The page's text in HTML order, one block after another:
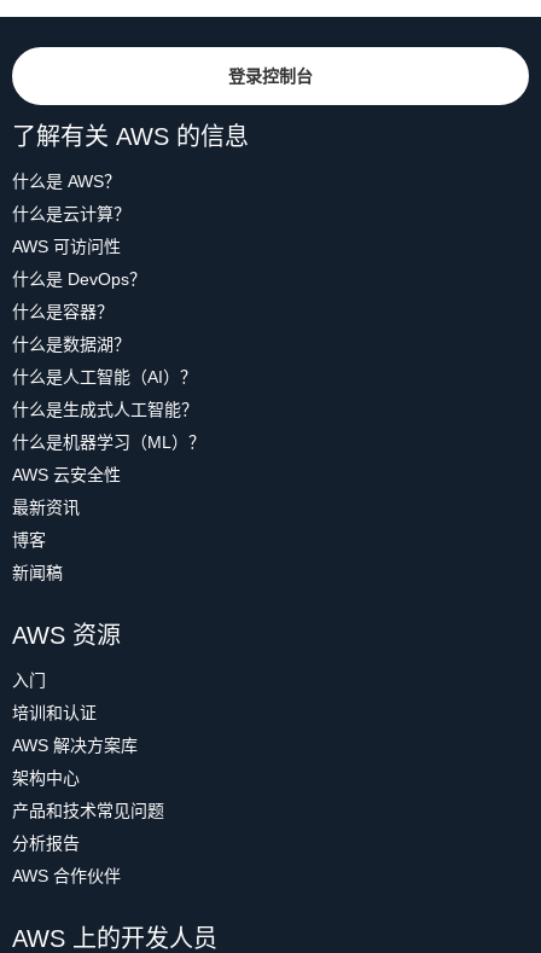
登录控制台
了解有关 AWS 的信息
什么是 AWS？
什么是云计算？
AWS 可访问性
什么是 DevOps？
什么是容器？
什么是数据湖？
什么是人工智能（AI）？
什么是生成式人工智能？
什么是机器学习（ML）？
AWS 云安全性
最新资讯
博客
新闻稿
AWS 资源
入门
培训和认证
AWS 解决方案库
架构中心
产品和技术常见问题
分析报告
AWS 合作伙伴
AWS 上的开发人员